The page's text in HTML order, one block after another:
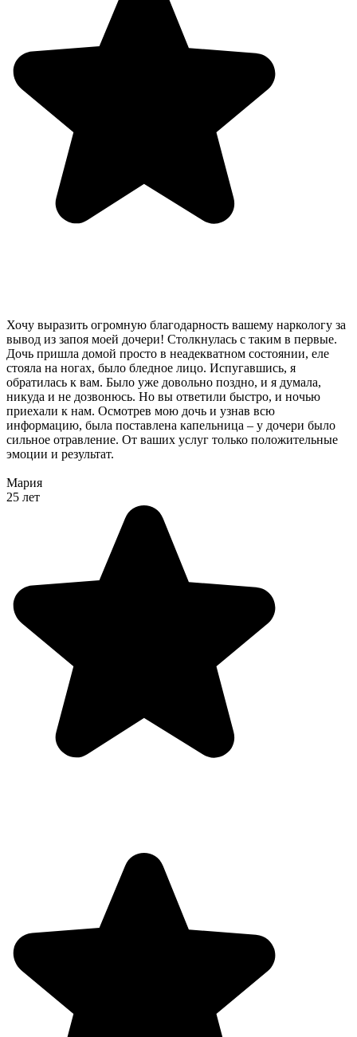
Хочу выразить огромную благодарность вашему наркологу за
вывод из запоя моей дочери! Столкнулась с таким в первые.
Дочь пришла домой просто в неадекватном состоянии, еле
стояла на ногах, было бледное лицо. Испугавшись, я
обратилась к вам. Было уже довольно поздно, и я думала,
никуда и не дозвонюсь. Но вы ответили быстро, и ночью
приехали к нам. Осмотрев мою дочь и узнав всю
информацию, была поставлена капельница – у дочери было
сильное отравление. От ваших услуг только положительные
эмоции и результат.
Мария
25 лет